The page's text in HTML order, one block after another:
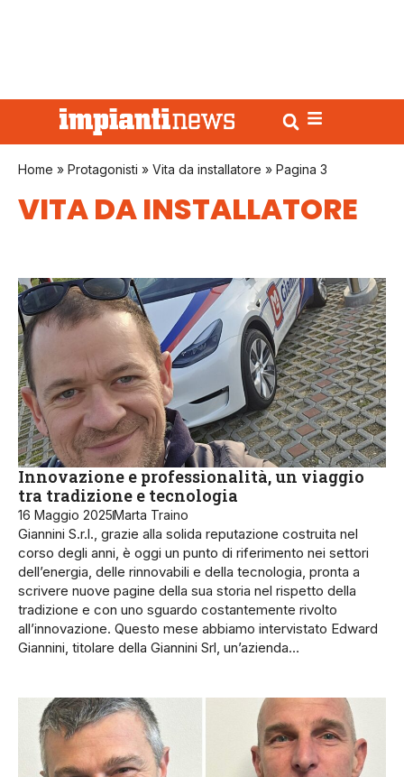
Home » Protagonisti » Vita da installatore » Pagina 3
VITA DA INSTALLATORE
Innovazione e professionalità, un viaggio
tra tradizione e tecnologia
16 Maggio 2025Marta Traino
Giannini S.r.l., grazie alla solida reputazione costruita nel
corso degli anni, è oggi un punto di riferimento nei settori
dell’energia, delle rinnovabili e della tecnologia, pronta a
scrivere nuove pagine della sua storia nel rispetto della
tradizione e con uno sguardo costantemente rivolto
all’innovazione. Questo mese abbiamo intervistato Edward
Giannini, titolare della Giannini Srl, un’azien­da…